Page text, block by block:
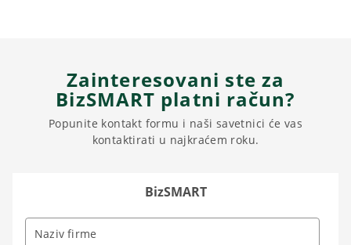
Zainteresovani ste za
BizSMART platni račun?
Popunite kontakt formu i naši savetnici će vas
kontaktirati u najkraćem roku.
BizSMART
Naziv firme